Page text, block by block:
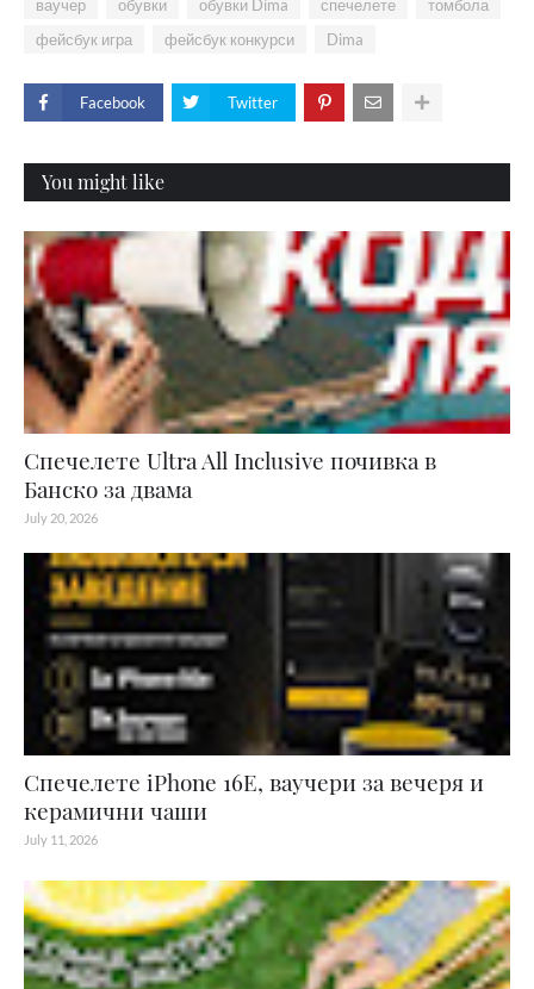
ваучер обувки обувки Dima спечелете
томбола
фейсбук игра
фейсбук конкурси Dima
Facebook Twitter
You might like
Спечелете Ultra All Inclusive почивка в
Банско за двама
July 20, 2026
Спечелете iPhone 16E, ваучери за вечеря и
керамични чаши
July 11, 2026